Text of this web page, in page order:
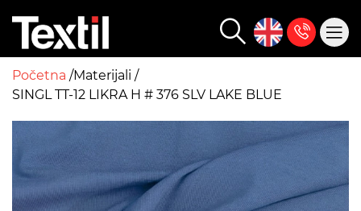
Početna Materijali
SINGL TT-12 LIKRA H # 376 SLV LAKE BLUE